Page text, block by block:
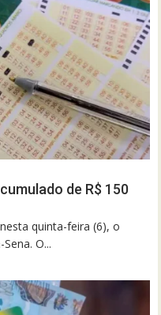
de R$ 150
quinta-feira (6), o
O...